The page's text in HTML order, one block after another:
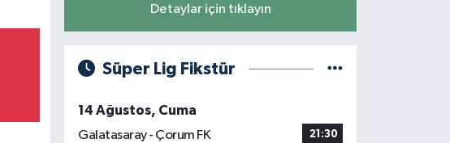
Detaylar için tıklayın
Süper Lig Fikstür
14 Ağustos, Cuma
Galatasaray - Çorum FK
21:30